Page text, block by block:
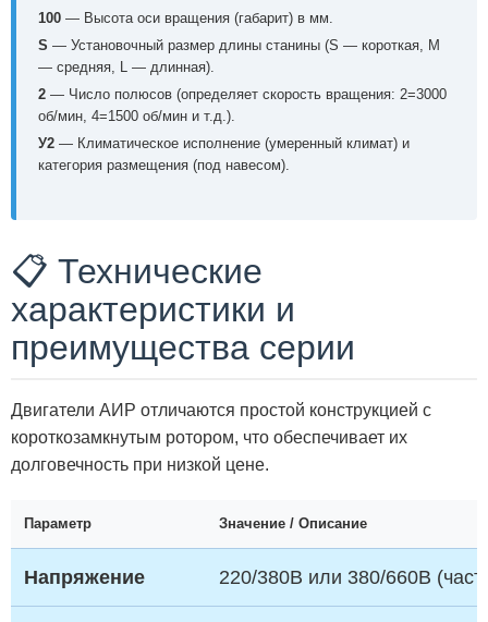
100 — Высота оси вращения (габарит) в мм.
S — Установочный размер длины станины (S — короткая, M
— средняя, L — длинная).
2 — Число полюсов (определяет скорость вращения: 2=3000
об/мин, 4=1500 об/мин и т.д.).
У2 — Климатическое исполнение (умеренный климат) и
категория размещения (под навесом).
📋 Технические
характеристики и
преимущества серии
Двигатели АИР отличаются простой конструкцией с
короткозамкнутым ротором, что обеспечивает их
долговечность при низкой цене.
Параметр Значение / Описание
Напряжение 220/380В или 380/660В